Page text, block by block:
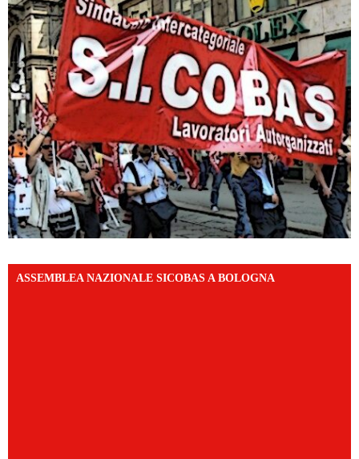
ASSEMBLEA NAZIONALE SICOBAS A BOLOGNA